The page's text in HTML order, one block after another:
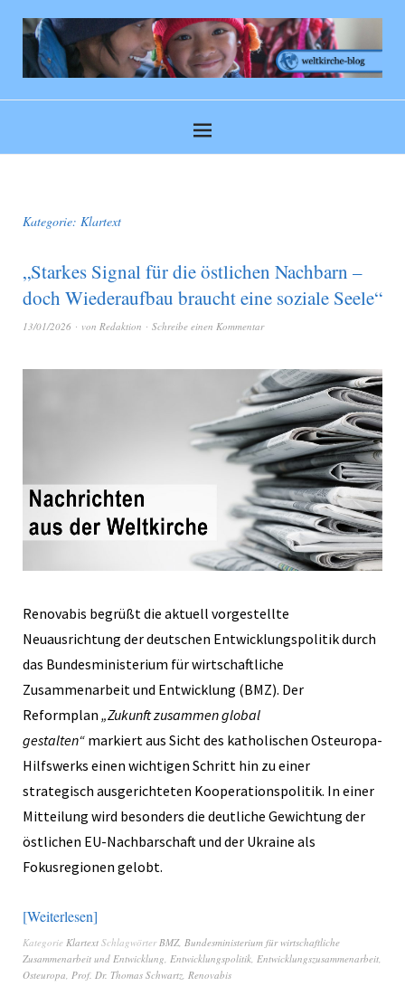
Kategorie: Klartext
„Starkes Signal für die östlichen Nachbarn –
doch Wiederaufbau braucht eine soziale Seele“
13/01/2026 von Redaktion Schreibe einen Kommentar
Renovabis begrüßt die aktuell vorgestellte
Neuausrichtung der deutschen Entwicklungspolitik durch
das Bundesministerium für wirtschaftliche
Zusammenarbeit und Entwicklung (BMZ). Der
Reformplan „Zukunft zusammen global
gestalten“ markiert aus Sicht des katholischen Osteuropa-
Hilfswerks einen wichtigen Schritt hin zu einer
strategisch ausgerichteten Kooperationspolitik. In einer
Mitteilung wird besonders die deutliche Gewichtung der
östlichen EU-Nachbarschaft und der Ukraine als
Fokusregionen gelobt.
Weiterlesen
Kategorie Klartext SchlagwörterBMZ, Bundesministerium für wirtschaftliche
Zusammenarbeit und Entwicklung, Entwicklungspolitik, Entwicklungszusammenarbeit,
Osteuropa, Prof. Dr. Thomas Schwartz, Renovabis